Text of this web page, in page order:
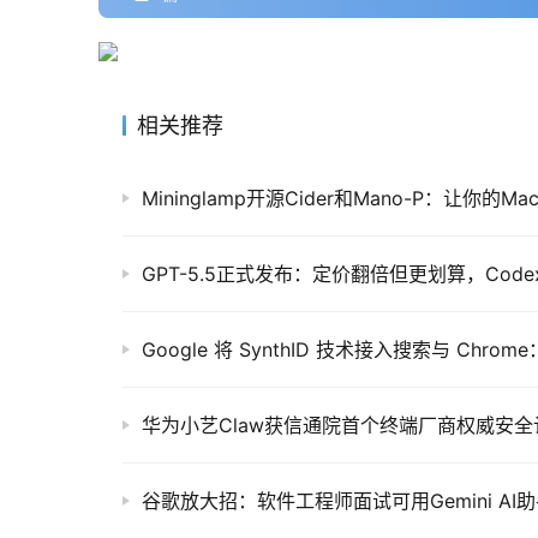
相关推荐
Mininglamp开源Cider和Mano-P：让你的
GPT-5.5正式发布：定价翻倍但更划算，
Google 将 SynthID 技术接入搜索与 Chrome
谷歌放大招：软件工程师面试可用Gemini AI